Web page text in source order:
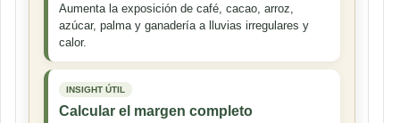
Aumenta la exposición de café, cacao, arroz,
azúcar, palma y ganadería a lluvias irregulares y
calor.
INSIGHT ÚTIL
Calcular el margen completo